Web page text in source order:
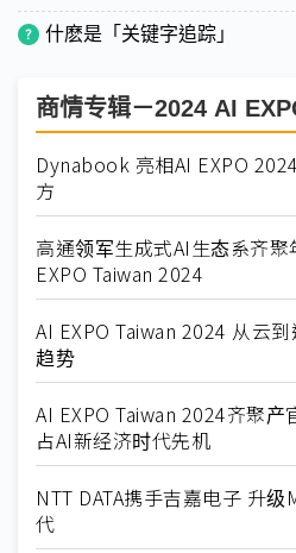
什麽是「关键字追踪」
商情专辑－2024 AI
Dynabook 亮相AI EXPO
方
高通领军生成式AI生态系齐聚
EXPO Taiwan 2024
AI EXPO Taiwan 2024 从云
趋势
AI EXPO Taiwan 2024齐聚
占AI新经济时代先机
NTT DATA携手吉嘉电子 升
代